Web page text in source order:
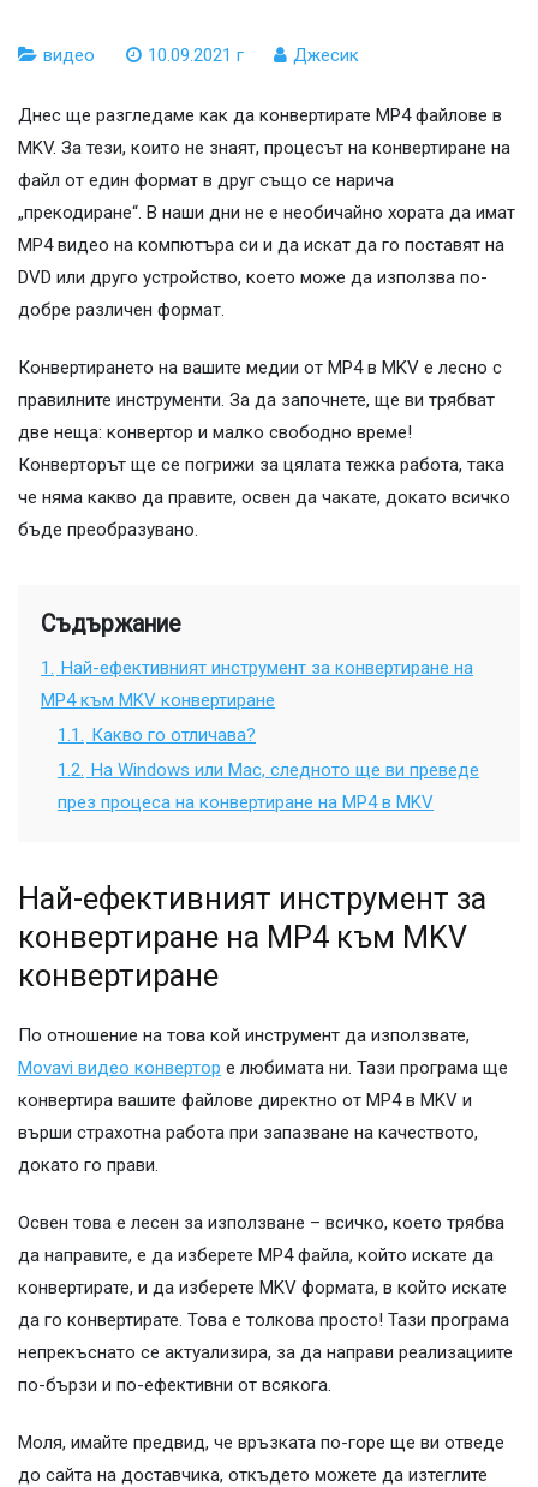
видео 10.09.2021 г Джесик
Днес ще разгледаме как да конвертирате MP4 файлове в
MKV. За тези, които не знаят, процесът на конвертиране на
файл от един формат в друг също се нарича
„прекодиране“. В наши дни не е необичайно хората да имат
MP4 видео на компютъра си и да искат да го поставят на
DVD или друго устройство, което може да използва по-
добре различен формат.
Конвертирането на вашите медии от MP4 в MKV е лесно с
правилните инструменти. За да започнете, ще ви трябват
две неща: конвертор и малко свободно време!
Конверторът ще се погрижи за цялата тежка работа, така
че няма какво да правите, освен да чакате, докато всичко
бъде преобразувано.
Съдържание
1.
Най-ефективният инструмент за конвертиране на
MP4 към MKV конвертиране
1.1.
Какво го отличава?
1.2. На Windows или Mac, следното ще ви преведе
през процеса на конвертиране на MP4 в MKV
Най-ефективният инструмент за
конвертиране на MP4 към MKV
конвертиране
По отношение на това кой инструмент да използвате,
Movavi видео конвертор е любимата ни. Тази програма ще
конвертира вашите файлове директно от MP4 в MKV и
върши страхотна работа при запазване на качеството,
докато го прави.
Освен това е лесен за използване – всичко, което трябва
да направите, е да изберете MP4 файла, който искате да
конвертирате, и да изберете MKV формата, в който искате
да го конвертирате. Това е толкова просто! Тази програма
непрекъснато се актуализира, за да направи реализациите
по-бързи и по-ефективни от всякога.
Моля, имайте предвид, че връзката по-горе ще ви отведе
до сайта на доставчика, откъдето можете да изтеглите